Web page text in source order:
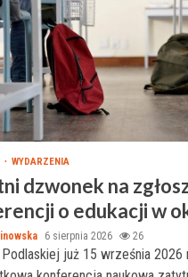
WYDARZENIA
dzwonek na
o edukacji w
6 sierpnia 2026 26
Podlaskiej już 15 września